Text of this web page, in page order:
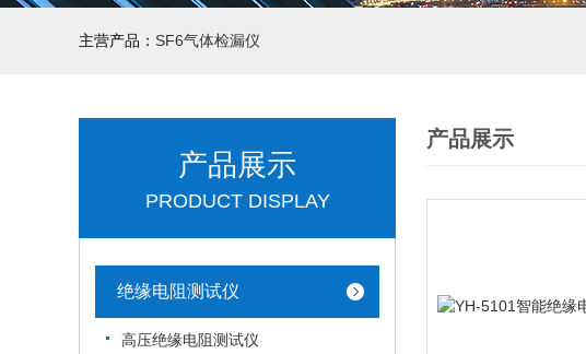
主营产品： SF6气体检漏仪
产品展示
PRODUCT DISPLAY
绝缘电阻测试仪
高压绝缘电阻测试仪
产品展示